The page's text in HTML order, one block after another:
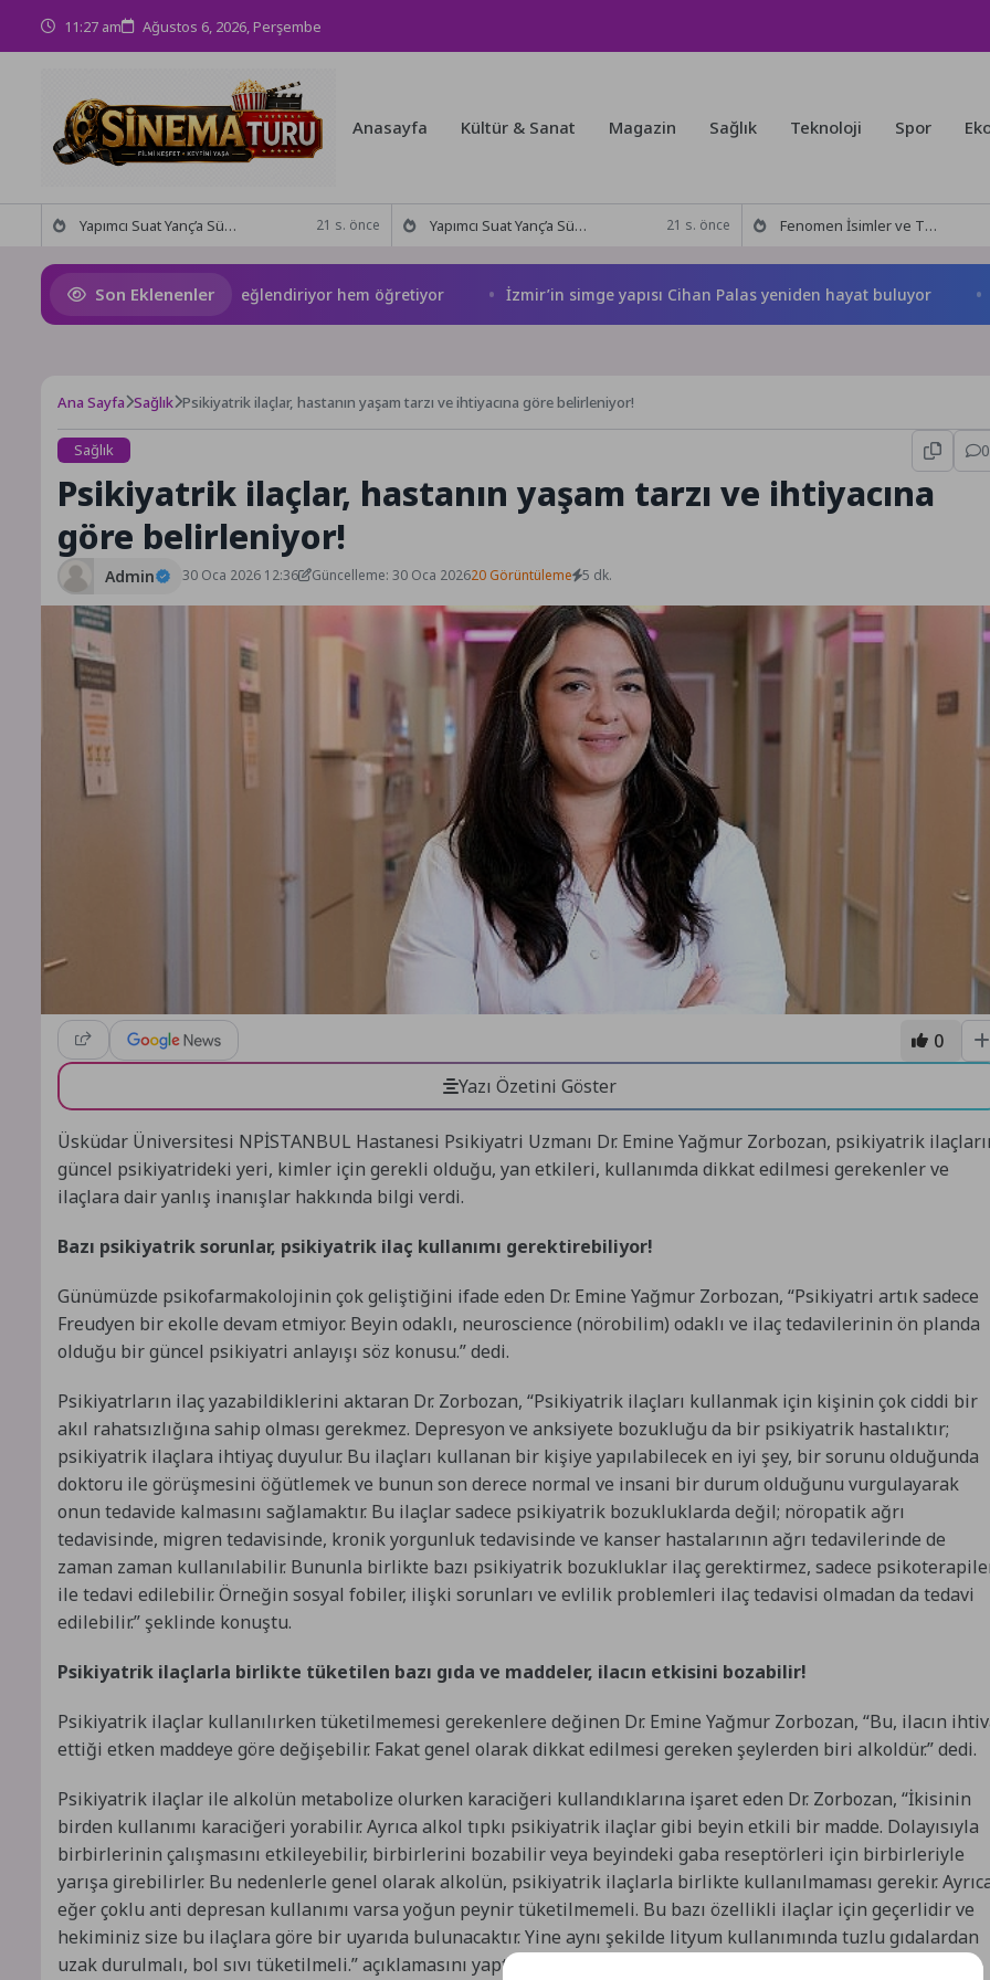
11:27 am Ağustos 6, 2026, Perşembe
Anasayfa Kültür & Sanat Magazin Sağlık Teknoloji Spor
Yapımcı Suat Yanç’a Sürpriz Doğum Günü Kutlaması! 21 s. önce Yapımcı Suat Yanç’a Sürpriz Doğum Günü Kutlaması! 21 s. önce Fenomen İsimler ve Tivorlu İsmail Aynı Filmde Buluştu! !Kozalak Devri! 7 Ağustos’ta Vizyonda
Son Eklenenler
Yaz Okulu hem eğlendiriyor hem öğretiyor İzmir’in simge yapısı Cihan Palas yeniden hayat buluyor
Ana Sayfa Sağlık Psikiyatrik ilaçlar, hastanın yaşam tarzı ve ihtiyacına göre belirleniyor!
Sağlık 0
Psikiyatrik ilaçlar, hastanın yaşam tarzı ve ihtiyacına
göre belirleniyor!
Admin 30 Oca 2026 12:36 Güncelleme: 30 Oca 202620 Görüntüleme 5 dk.
0
Yazı Özetini Göster
Üsküdar Üniversitesi NPİSTANBUL Hastanesi Psikiyatri Uzmanı Dr. Emine Yağmur Zorbozan, psikiyatrik
güncel psikiyatrideki yeri, kimler için gerekli olduğu, yan etkileri, kullanımda dikkat edilmesi gerekenler ve
ilaçlara dair yanlış inanışlar hakkında bilgi verdi.
Bazı psikiyatrik sorunlar, psikiyatrik ilaç kullanımı gerektirebiliyor!
Günümüzde psikofarmakolojinin çok geliştiğini ifade eden Dr. Emine Yağmur Zorbozan, “Psikiyatri artık sadece
Freudyen bir ekolle devam etmiyor. Beyin odaklı, neuroscience (nörobilim) odaklı ve ilaç tedavilerinin ön planda
olduğu bir güncel psikiyatri anlayışı söz konusu.” dedi.
Psikiyatrların ilaç yazabildiklerini aktaran Dr. Zorbozan, “Psikiyatrik ilaçları kullanmak için kişinin çok ciddi bir
akıl rahatsızlığına sahip olması gerekmez. Depresyon ve anksiyete bozukluğu da bir psikiyatrik hastalıktır;
psikiyatrik ilaçlara ihtiyaç duyulur. Bu ilaçları kullanan bir kişiye yapılabilecek en iyi şey, bir sorunu olduğunda
doktoru ile görüşmesini öğütlemek ve bunun son derece normal ve insani bir durum olduğunu vurgulayarak
onun tedavide kalmasını sağlamaktır. Bu ilaçlar sadece psikiyatrik bozukluklarda değil; nöropatik ağrı
tedavisinde, migren tedavisinde, kronik yorgunluk tedavisinde ve kanser hastalarının ağrı tedavilerinde de
zaman zaman kullanılabilir. Bununla birlikte bazı psikiyatrik bozukluklar ilaç gerektirmez, sadece
ile tedavi edilebilir. Örneğin sosyal fobiler, ilişki sorunları ve evlilik problemleri ilaç tedavisi olmadan da tedavi
edilebilir.” şeklinde konuştu.
Psikiyatrik ilaçlarla birlikte tüketilen bazı gıda ve maddeler, ilacın etkisini bozabilir!
Psikiyatrik ilaçlar kullanılırken tüketilmemesi gerekenlere değinen Dr. Emine Yağmur Zorbozan, “Bu, ilacın
ettiği etken maddeye göre değişebilir. Fakat genel olarak dikkat edilmesi gereken şeylerden biri alkoldür.” dedi.
Psikiyatrik ilaçlar ile alkolün metabolize olurken karaciğeri kullandıklarına işaret eden Dr. Zorbozan, “İkisinin
birden kullanımı karaciğeri yorabilir. Ayrıca alkol tıpkı psikiyatrik ilaçlar gibi beyin etkili bir madde. Dolayısıyla
birbirlerinin çalışmasını etkileyebilir, birbirlerini bozabilir veya beyindeki gaba reseptörleri için birbirleriyle
yarışa girebilirler. Bu nedenlerle genel olarak alkolün, psikiyatrik ilaçlarla birlikte kullanılmaması gerekir.
eğer çoklu anti depresan kullanımı varsa yoğun peynir tüketilmemeli. Bu bazı özellikli ilaçlar için geçerlidir ve
hekiminiz size bu ilaçlara göre bir uyarıda bulunacaktır. Yine aynı şekilde lityum kullanımında tuzlu gıdalardan
uzak durulmalı, bol sıvı tüketilmeli.” açıklamasını yaptı.